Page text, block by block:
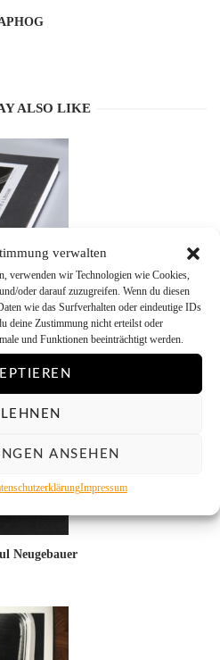
verwalten
verwenden wir Technologien wie Cookies,
oder darauf zuzugreifen. Wenn du diesen
wie das Surfverhalten oder eindeutige IDs
deine Zustimmung nicht erteilst oder
und Funktionen beeinträchtigt werden.
ANSEHEN
Impressum
ALSO LIKE
– weltliche
Neugebauer